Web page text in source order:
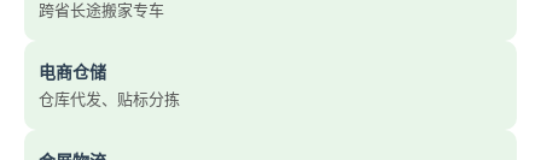
跨省长途搬家专车
电商仓储
仓库代发、贴标分拣